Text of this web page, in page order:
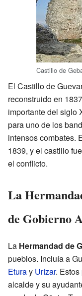
Castillo de
El Castillo de
reconstruido en
importante del siglo
para uno de los
intensos combates.
1839, y el castillo
el conflicto.
La
de Gobierno
La Hermandad de
pueblos. Incluía a
Eturay Urízar.
alcalde y su